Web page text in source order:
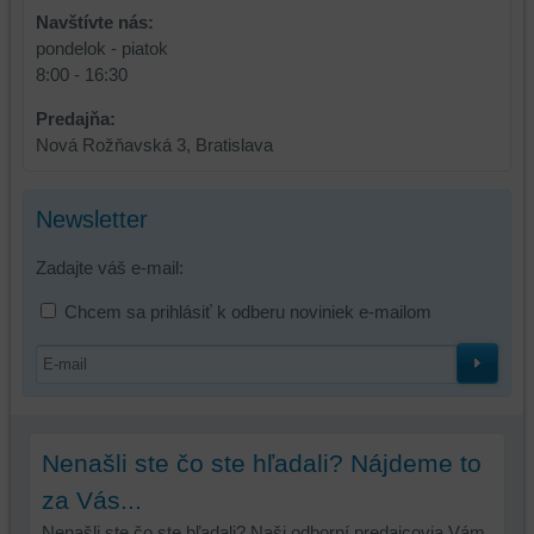
Navštívte nás:
pondelok - piatok
8:00 - 16:30
Predajňa:
Nová Rožňavská 3, Bratislava
Newsletter
Zadajte váš e-mail:
Chcem sa prihlásiť k odberu noviniek e-mailom
Nenašli ste čo ste hľadali? Nájdeme to
za Vás...
základnej
funkčnosti
platformy,
z
prehliadania
zabezpečenia.
zlepšujú
váš
zážitok
prehliadania,
ukladať
vašich
preferencií
toho,
ste
alebo
bez
prihlásenia,